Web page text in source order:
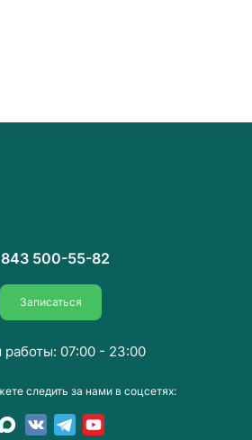
500-55-82
Записаться
следить за нами в соцсетях:
07:00 - 23:00